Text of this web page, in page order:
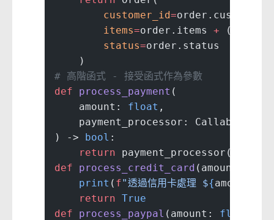
        customer_id
=
        items
=order.items + (item,),
        status
=order.status
    )
# 高階函式 - 接受函式作為參數
def process_payment (
    amount:
float ,
    payment_processor: Callable[[
) -> bool :
    return
payment_processor(amount)
def process_credit_card (amount:
    print
( f"透過信用卡處理 ${amount
    return
True
def process_paypal (amount: float